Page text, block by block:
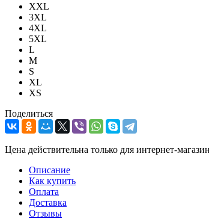
XXL
3XL
4XL
5XL
L
M
S
XL
XS
Поделиться
Цена действительна только для интернет-
Описание
Как купить
Оплата
Доставка
Отзывы